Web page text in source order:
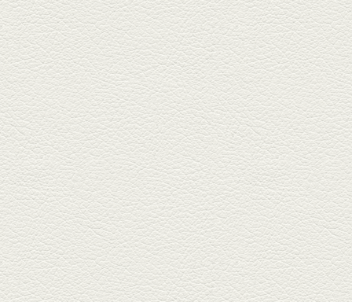
2025年5月23日放送
明太もちチーズもんじゃ
銀座中通りで深夜３時まで営業
している「もんじゃ焼きかめの
や」...
2025年5月2日放送
ミックス水餃子＆麻婆豆
腐
新水前寺駅そばの人気店「中華
料理 福来亭」へ。「しろ」ロッ
ク...
2025年4月11日放送
きびなごの塩焼き＆黒豚
しゃぶしゃぶ
春の[熊本屋台村]で昼飲みの刻。
[かごっま屋台 黒で乾杯]で「銀...